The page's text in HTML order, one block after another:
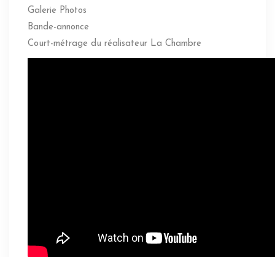
Galerie Photos
Bande-annonce
Court-métrage du réalisateur La Chambre